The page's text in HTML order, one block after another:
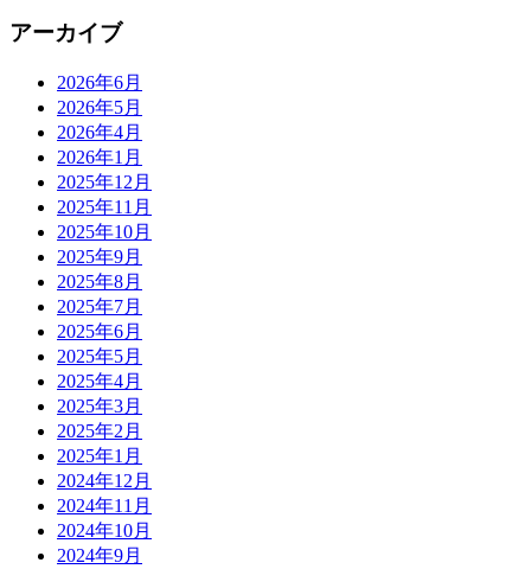
アーカイブ
2026年6月
2026年5月
2026年4月
2026年1月
2025年12月
2025年11月
2025年10月
2025年9月
2025年8月
2025年7月
2025年6月
2025年5月
2025年4月
2025年3月
2025年2月
2025年1月
2024年12月
2024年11月
2024年10月
2024年9月